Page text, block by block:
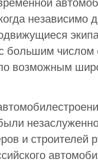
независимо
большим
возможным
и строителей